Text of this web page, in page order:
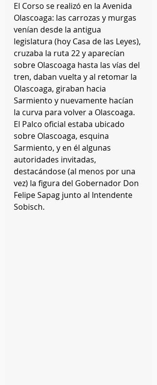
El Corso se realizó en la Avenida
Olascoaga: las carrozas y murgas
venían desde la antigua
legislatura (hoy Casa de las Leyes),
cruzaba la ruta 22 y aparecían
sobre Olascoaga hasta las vías del
tren, daban vuelta y al retomar la
Olascoaga, giraban hacia
Sarmiento y nuevamente hacían
la curva para volver a Olascoaga.
El Palco oficial estaba ubicado
sobre Olascoaga, esquina
Sarmiento, y en él algunas
autoridades invitadas,
destacándose (al menos por una
vez) la figura del Gobernador Don
Felipe Sapag junto al Intendente
Sobisch.